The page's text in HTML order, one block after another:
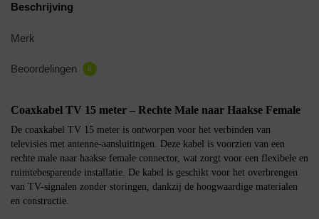
Beschrijving
Merk
Beoordelingen 0
Coaxkabel TV 15 meter – Rechte Male naar Haakse Female
De coaxkabel TV 15 meter is ontworpen voor het verbinden van
televisies met antenne-aansluitingen. Deze kabel is voorzien van een
rechte male naar haakse female connector, wat zorgt voor een flexibele en
ruimtebesparende installatie. De kabel is geschikt voor het overbrengen
van TV-signalen zonder storingen, dankzij de hoogwaardige materialen
en constructie.